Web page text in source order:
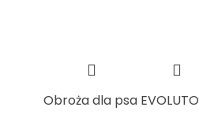
Obroża dla psa